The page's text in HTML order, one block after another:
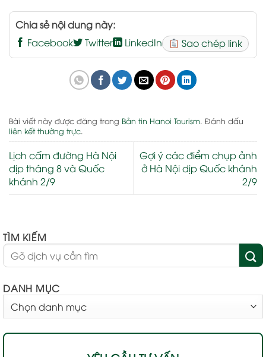
Chia sẻ nội dung này:
Facebook
Twitter LinkedIn Sao chép link
Bài viết này được đăng trong Bản tin Hanoi Tourism. Đánh dấu
liên kết thường trực.
Lịch cấm đường Hà Nội
dịp tháng 8 và Quốc
khánh 2/9
Gợi ý các điểm chụp ảnh
ở Hà Nội dịp Quốc khánh
2/9
TÌM KIẾM
DANH MỤC
MỤC